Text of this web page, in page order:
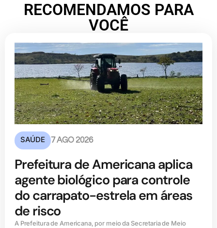
RECOMENDAMOS PARA
VOCÊ
SAÚDE 7 AGO 2026
Prefeitura de Americana aplica
agente biológico para controle
do carrapato-estrela em áreas
de risco
A Prefeitura de Americana, por meio da Secretaria de Meio